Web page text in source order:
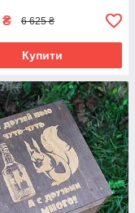
₴ 6 625 ₴
Купити